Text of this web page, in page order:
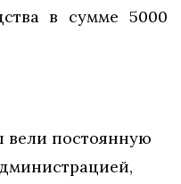
в сумме 5000
вели постоянную